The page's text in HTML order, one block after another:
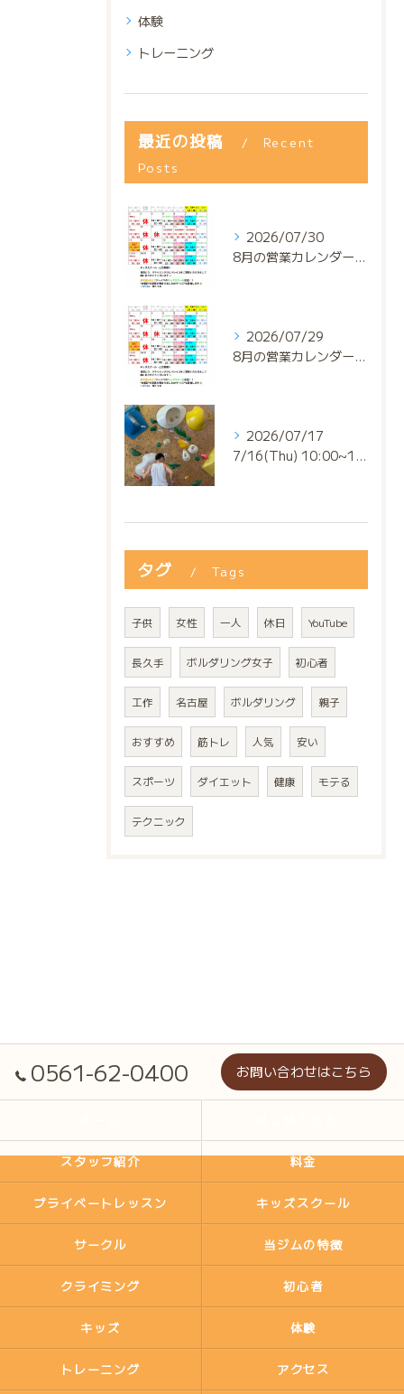
体験
トレーニング
最近の投稿
Recent
Posts
2026/07/30
8月の営業カレンダー📅でっっっす‼️
2026/07/29
8月の営業カレンダー📅でっっっす‼️
2026/07/17
7/16(Thu) 10:00~13:00
タグ Tags
子供 女性 一人 休日 YouTube
長久手 ボルダリング女子 初心者
工作 名古屋 ボルダリング 親子
おすすめ 筋トレ 人気 安い
スポーツ ダイエット 健康 モテる
テクニック
0561-62-0400 お問い合わせはこちら
スタッフ紹介 料金
プライベートレッスン キッズスクール
サークル 当ジムの特徴
クライミング 初心者
キッズ 体験
トレーニング アクセス